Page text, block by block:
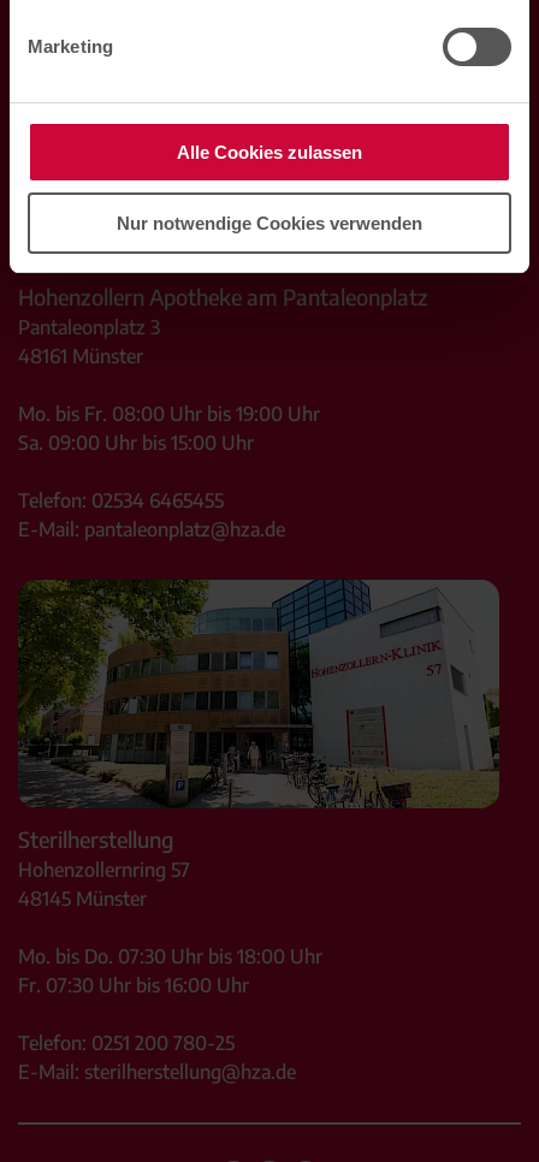
Marketing
Alle Cookies zulassen
Nur notwendige Cookies verwenden
Hohenzollern Apotheke am Pantaleonplatz
Pantaleonplatz 3
48161 Münster
Mo. bis Fr. 08:00 Uhr bis 19:00 Uhr
Sa. 09:00 Uhr bis 15:00 Uhr
Telefon: 02534 6465455
E-Mail: pantaleonplatz@hza.de
Sterilherstellung
Hohenzollernring 57
48145 Münster
Mo. bis Do. 07:30 Uhr bis 18:00 Uhr
Fr. 07:30 Uhr bis 16:00 Uhr
Telefon: 0251 200 780-25
E-Mail: sterilherstellung@hza.de